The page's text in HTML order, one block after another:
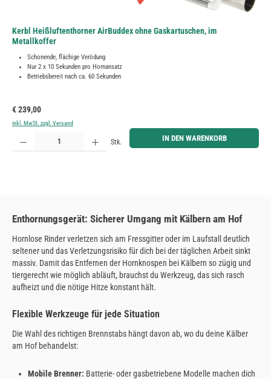
Kerbl Heißluftenthorner AirBuddex ohne Gaskartuschen, im
Metallkoffer
Schonende, flächige Verödung
Nur 2 x 10 Sekunden pro Hornansatz
Betriebsbereit nach ca. 60 Sekunden
Regulärer Preis:
€ 239,00
inkl. MwSt. zzgl. Versand
Produkt Anzahl: Gib den gewünschten Wert ein oder benutze die Schaltflächen um die Anzahl zu
Stk. IN DEN WARENKORB
Enthornungsgerät: Sicherer Umgang mit Kälbern am Hof
Hornlose Rinder verletzen sich am Fressgitter oder im Laufstall deutlich
seltener und das Verletzungsrisiko für dich bei der täglichen Arbeit sinkt
massiv. Damit das Entfernen der Hornknospen bei Kälbern so zügig und
tiergerecht wie möglich abläuft, brauchst du Werkzeug, das sich rasch
aufheizt und die nötige Hitze konstant hält.
Flexible Werkzeuge für jede Situation
Die Wahl des richtigen Brennstabs hängt davon ab, wo du deine Kälber
am Hof behandelst:
Mobile Brenner: Batterie- oder gasbetriebene Modelle machen dich